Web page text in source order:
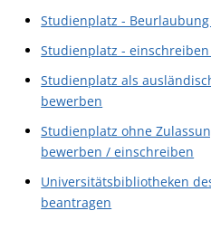
Studienplatz -
Studienplatz -
Studienplatz als
bewerben
Studienplatz ohne
bewerben / einschreiben
Universitätsbibliotheken
beantragen